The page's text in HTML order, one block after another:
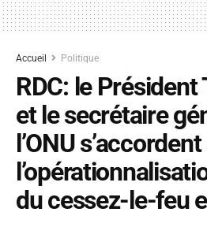
Accueil Politique
RDC: le Président
et le secrétaire
l’ONU
du cessez-le-feu